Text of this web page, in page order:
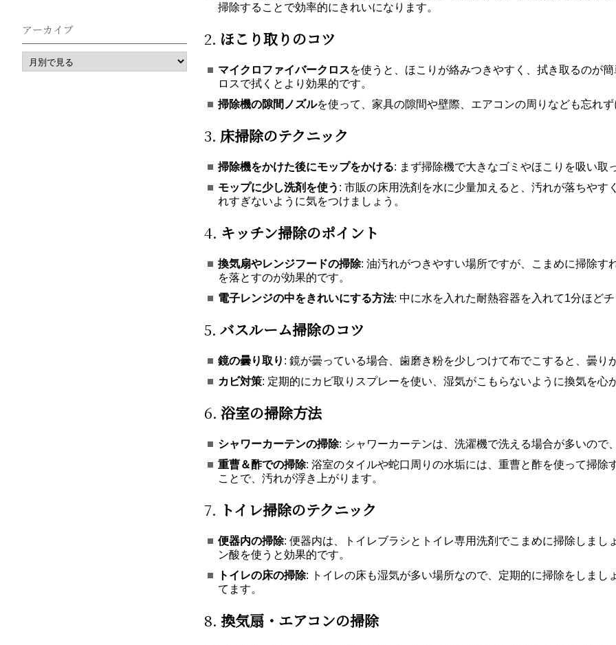
掃除することで効率的にきれいになります。
2. ほこり取りのコツ
マイクロファイバークロスを使うと、ほこりが絡みつきやすく、拭き取るのが
ロスで拭くとより効果的です。
掃除機の隙間ノズルを使って、家具の隙間や壁際、エアコンの周りなども忘れ
3. 床掃除のテクニック
掃除機をかけた後にモップをかける: まず掃除機で大きなゴミやほこりを吸い
モップに少し洗剤を使う : 市販の床用洗剤を水に少量加えると、汚れが落ちや
れすぎないように気をつけましょう。
4. キッチン掃除のポイント
換気扇やレンジフードの掃除: 油汚れがつきやすい場所ですが、こまめに掃除
を落とすのが効果的です。
電子レンジの中をきれいにする方法: 中に水を入れた耐熱容器を入れて1分ほど
5. バスルーム掃除のコツ
鏡の曇り取り : 鏡が曇っている場合、歯磨き粉を少しつけて布でこすると、曇り
カビ対策: 定期的にカビ取りスプレーを使い、湿気がこもらないように換気を心
6. 浴室の掃除方法
シャワーカーテンの掃除: シャワーカーテンは、洗濯機で洗える場合が多いので
重曹＆酢での掃除: 浴室のタイルや蛇口周りの水垢には、重曹と酢を使って掃
ことで、汚れが浮き上がります。
7. トイレ掃除のテクニック
便器内の掃除: 便器内は、トイレブラシとトイレ専用洗剤でこまめに掃除しま
ン酸を使うと効果的です。
トイレの床の掃除: トイレの床も湿気が多い場所なので、定期的に掃除をしま
てます。
8. 換気扇・エアコンの掃除
アーカイブ